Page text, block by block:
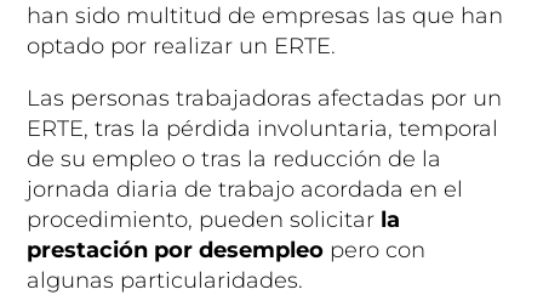
han sido multitud de empresas las que han
optado por realizar un ERTE.
Las personas trabajadoras afectadas por un
ERTE, tras la pérdida involuntaria, temporal
de su empleo o tras la reducción de la
jornada diaria de trabajo acordada en el
procedimiento, pueden solicitar la
prestación por desempleo pero con
algunas particularidades.